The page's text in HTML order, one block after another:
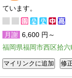
ています。
月謝 6,600 円～
福岡県福岡市西区拾